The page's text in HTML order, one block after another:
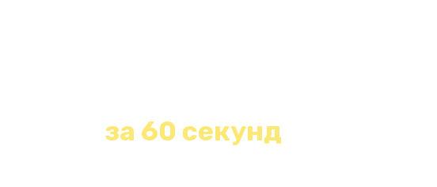
за 60 секунд